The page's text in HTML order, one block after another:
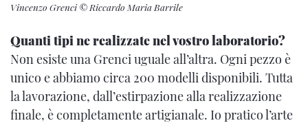
Vincenzo Grenci © Riccardo Maria Barrile
Quanti tipi ne realizzate nel vostro laboratorio?
Non esiste una Grenci uguale all’altra. Ogni pezzo è
unico e abbiamo circa 200 modelli disponibili. Tutta
la lavorazione, dall’estirpazione alla realizzazione
finale, è completamente artigianale. Io pratico l’arte